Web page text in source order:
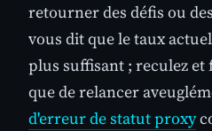
retourner des défis ou
vous dit que le taux
plus suffisant ; reculez
que de relancer
d'erreur de statut proxy